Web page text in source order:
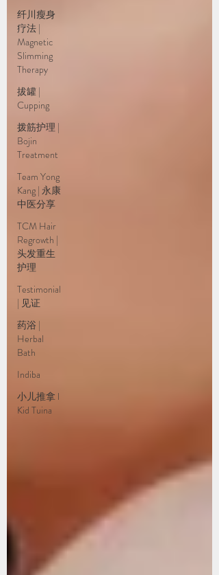
纤川瘦身
疗法 |
Magnetic
Slimming
Therapy
拔罐 |
Cupping
拨筋护理 |
Bojin
Treatment
Team Yong
Kang | 永康
中医分享
TCM Hair
Regrowth |
头发重生
护理
Testimonial
| 见证
药浴 |
Herbal
Bath
Indiba
小儿推拿 l
Kid Tuina